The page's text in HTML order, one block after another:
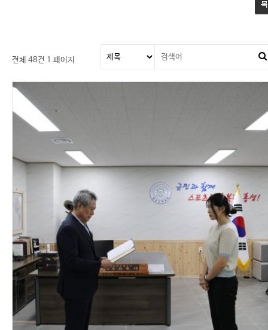
전체 48건 1 페이지